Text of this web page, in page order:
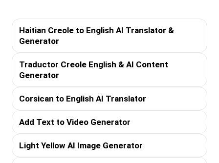
Haitian Creole to English AI Translator &
Generator
Traductor Creole English & AI Content
Generator
Corsican to English AI Translator
Add Text to Video Generator
Light Yellow AI Image Generator